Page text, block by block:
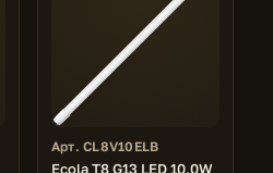
Арт. CL8V10ELB
Ecola T8 G13 LED 10,0W